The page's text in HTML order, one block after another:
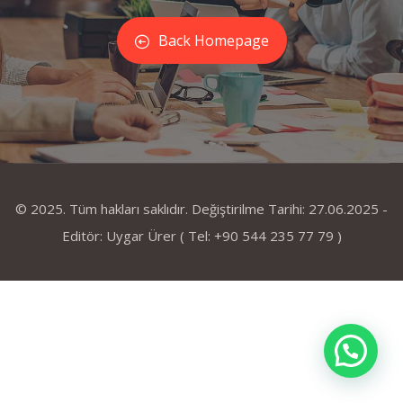
Back Homepage
© 2025. Tüm hakları saklıdır. Değiştirilme Tarihi: 27.06.2025 -
Editör: Uygar Ürer ( Tel: +90 544 235 77 79 )